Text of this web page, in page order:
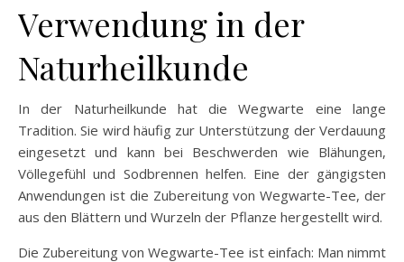
Verwendung in der
Naturheilkunde
In der Naturheilkunde hat die Wegwarte eine lange
Tradition. Sie wird häufig zur Unterstützung der Verdauung
eingesetzt und kann bei Beschwerden wie Blähungen,
Völlegefühl und Sodbrennen helfen. Eine der gängigsten
Anwendungen ist die Zubereitung von Wegwarte-Tee, der
aus den Blättern und Wurzeln der Pflanze hergestellt wird.
Die Zubereitung von Wegwarte-Tee ist einfach: Man nimmt